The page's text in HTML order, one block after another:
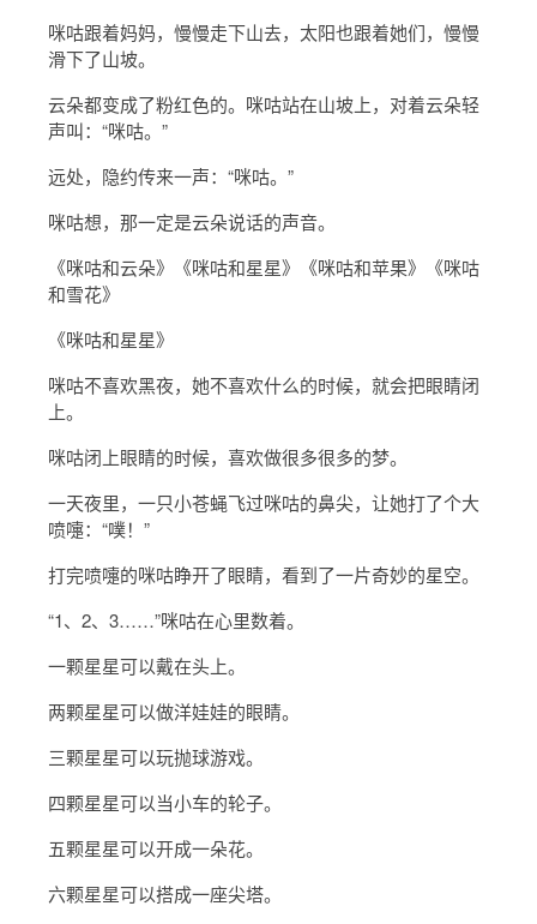
咪咕跟着妈妈，慢慢走下山去，太阳也跟着她们，慢慢
滑下了山坡。
云朵都变成了粉红色的。咪咕站在山坡上，对着云朵轻
声叫：“咪咕。”
远处，隐约传来一声：“咪咕。”
咪咕想，那一定是云朵说话的声音。
《咪咕和云朵》《咪咕和星星》《咪咕和苹果》《咪咕
和雪花》
《咪咕和星星》
咪咕不喜欢黑夜，她不喜欢什么的时候，就会把眼睛闭
上。
咪咕闭上眼睛的时候，喜欢做很多很多的梦。
一天夜里，一只小苍蝇飞过咪咕的鼻尖，让她打了个大
喷嚏：“噗！”
打完喷嚏的咪咕睁开了眼睛，看到了一片奇妙的星空。
“1、2、3……”咪咕在心里数着。
一颗星星可以戴在头上。
两颗星星可以做洋娃娃的眼睛。
三颗星星可以玩抛球游戏。
四颗星星可以当小车的轮子。
五颗星星可以开成一朵花。
六颗星星可以搭成一座尖塔。